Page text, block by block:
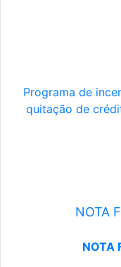
Programa de
quitação de
NOTA
NOTA